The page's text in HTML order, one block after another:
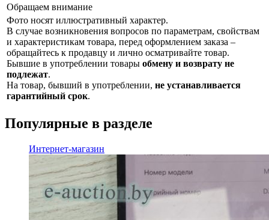
Обращаем внимание
Фото носят иллюстративный характер.
В случае возникновения вопросов по параметрам, свойствам
и характеристикам товара, перед оформлением заказа –
обращайтесь к продавцу и лично осматривайте товар.
Бывшие в употреблении товары обмену и возврату не
подлежат.
На товар, бывший в употреблении, не устанавливается
гарантийный срок.
Популярные в разделе
Интернет-магазин